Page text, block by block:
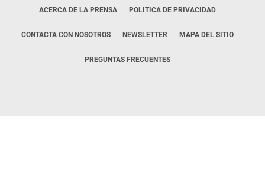
ACERCA DE LA PRENSA POLÍTICA DE PRIVACIDAD
CONTACTA CON NOSOTROS NEWSLETTER MAPA DEL SITIO
PREGUNTAS FRECUENTES